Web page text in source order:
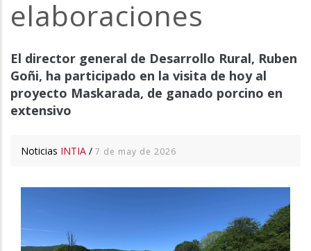
elaboraciones
El director general de Desarrollo Rural, Ruben
Goñi, ha participado en la visita de hoy al
proyecto Maskarada, de ganado porcino en
extensivo
Noticias INTIA / 7 de may de 2026